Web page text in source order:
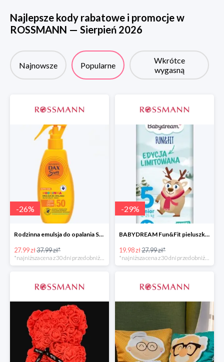
Najlepsze kody rabatowe i promocje w
ROSSMANN — Sierpień 2026
Najnowsze Popularne
Wkrótce
wygasną
-26%
Rodzinna emulsja do opalania SPF 50
27.99 zł37.99 zł*
*najniższa cena z 30 dni przed obniżką
-29%
BABYDREAM Fun&Fit pieluszki jednorazowe Junior 5
19.98 zł27.99 zł*
*najniższa cena z 30 dni przed obniżką